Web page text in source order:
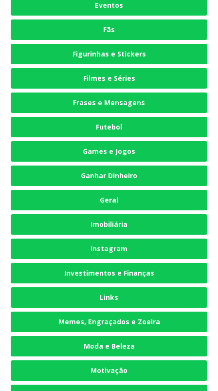
Eventos
Fãs
Figurinhas e Stickers
Filmes e Séries
Frases e Mensagens
Futebol
Games e Jogos
Ganhar Dinheiro
Geral
Imobiliária
Instagram
Investimentos e Finanças
Links
Memes, Engraçados e Zoeira
Moda e Beleza
Motivação